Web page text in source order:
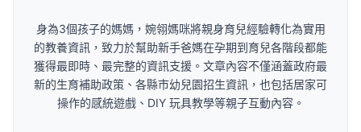
身為3個孩子的媽媽，婉翎媽咪將親身育兒經驗轉化為實用
的教養資訊，致力於幫助新手爸媽在孕期到育兒各階段都能
獲得最即時、最完整的資訊支援。文章內容不僅涵蓋政府最
新的生育補助政策、各縣市幼兒園招生資訊，也包括居家可
操作的感統遊戲、DIY 玩具教學等親子互動內容。